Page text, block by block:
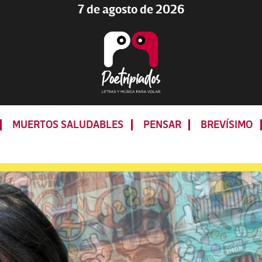
7 de agosto de 2026
LETRAS
Y
PARA
VOLAR
MUERTOS SALUDABLES PENSAR BREVÍSIMO